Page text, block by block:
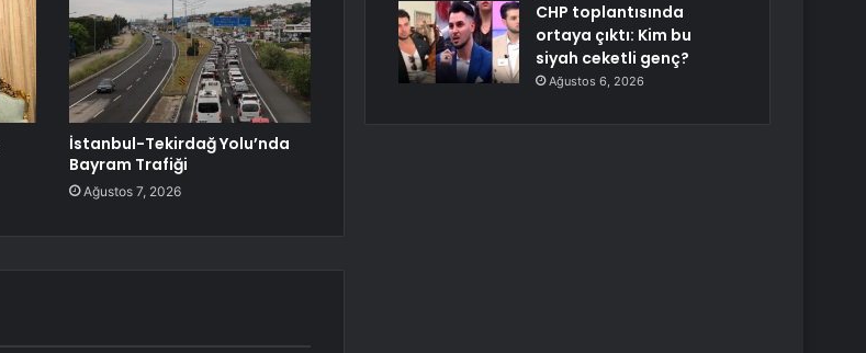
İstanbul-Tekirdağ Yolu’nda
Bayram Trafiği
Ağustos 7, 2026
CHP toplantısında
ortaya çıktı: Kim bu
siyah ceketli genç?
Ağustos 6, 2026